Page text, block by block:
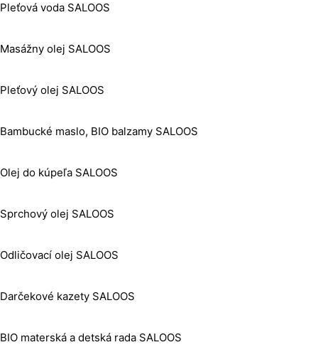
Pleťová voda SALOOS
Masážny olej SALOOS
Pleťový olej SALOOS
Bambucké maslo, BIO balzamy SALOOS
Olej do kúpeľa SALOOS
Sprchový olej SALOOS
Odličovací olej SALOOS
Darčekové kazety SALOOS
BIO materská a detská rada SALOOS